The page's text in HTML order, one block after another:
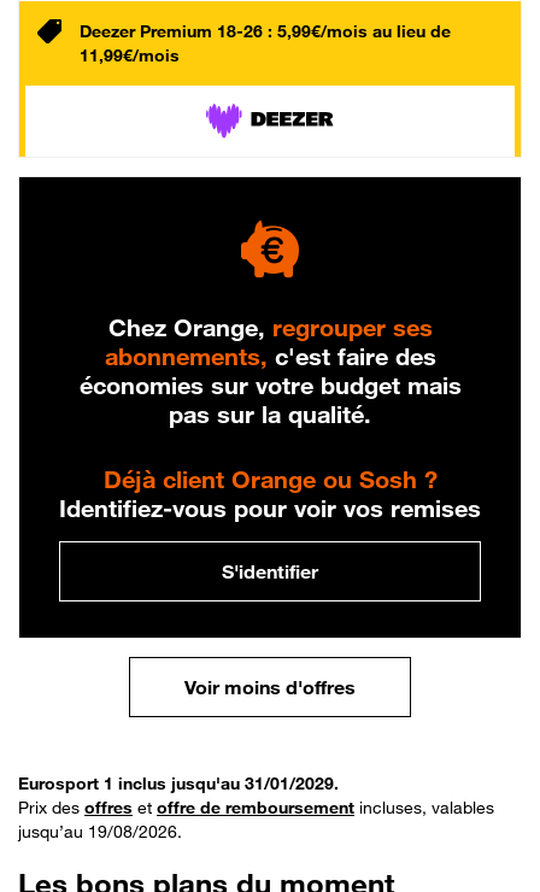
Deezer Premium 18-26 : 5,99€/mois au lieu de
11,99€/mois
Chez Orange, regrouper ses
abonnements, c'est faire des
économies sur votre budget mais
pas sur la qualité.
Déjà client Orange ou Sosh ?
Identifiez-vous pour voir vos remises
S'identifier
Voir moins d'offres
Eurosport 1 inclus jusqu'au 31/01/2029.
Prix des offres et offre de remboursement incluses, valables
jusqu’au 19/08/2026.
Les bons plans du moment